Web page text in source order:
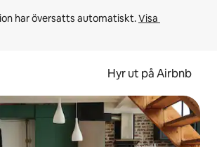
har översatts automatiskt. Visa
Hyr ut på Airbnb